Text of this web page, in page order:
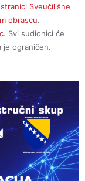
Sveučilišne
obrascu.
. Svi sudionici će
je ograničen.